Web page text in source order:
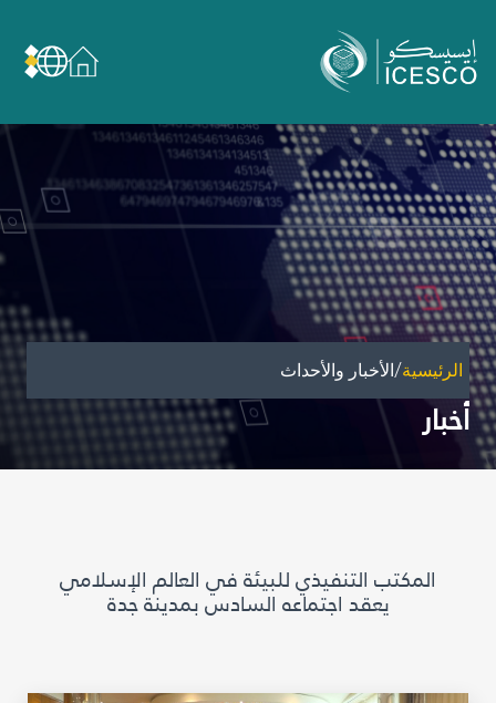
عن الإيسيسكو
الحوكمة
مجال عملنا
مجالات الخبرة
الأمانة العامة للجان الوطنية والمؤتمرات
الشراكات
تأثيرنا
أهداف التنمية المستدامة
متاحف ومعارض
آخر الأخبار
الرئيسية/الأخبار والأحداث
أخبار
المكتب التنفيذي للبيئة في العالم الإسلامي
يعقد اجتماعه السادس بمدينة جدة